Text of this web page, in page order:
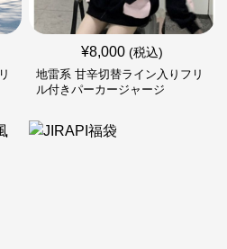
¥8,000 (税込)
地雷系 甘辛切替ライン入りフリ
ル付きパーカージャージ